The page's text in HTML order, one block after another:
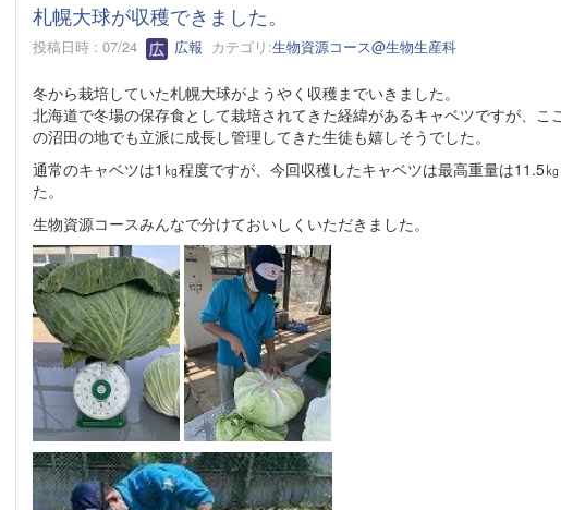
札幌大球が収穫できました。
投稿日時 : 07/24 広報 カテゴリ:生物資源コース@生物生産科
冬から栽培していた札幌大球がようやく収穫までいきました。
北海道で冬場の保存食として栽培されてきた経緯があるキャベツですが、こ
の沼田の地でも立派に成長し管理してきた生徒も嬉しそうでした。
通常のキャベツは1㎏程度ですが、今回収穫したキャベツは最高重量は11.5
た。
生物資源コースみんなで分けておいしくいただきました。